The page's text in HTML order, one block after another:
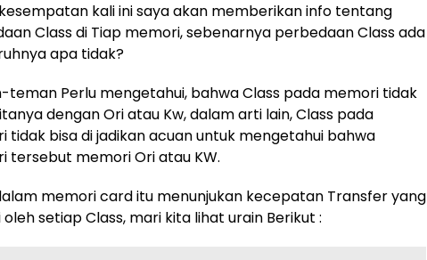
kali ini saya akan memberikan info tentang
Class di Tiap memori, sebenarnya perbedaan Class ada
apa tidak?
teman Perlu mengetahui, bahwa Class pada memori tidak
dengan Ori atau Kw, dalam arti lain, Class pada
tidak bisa di jadikan acuan untuk mengetahui bahwa
tersebut memori Ori atau KW.
memori card itu menunjukan kecepatan Transfer yang
oleh setiap Class, mari kita lihat urain Berikut :